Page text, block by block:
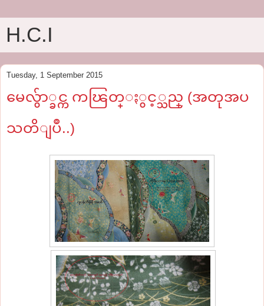
H.C.I
Tuesday, 1 September 2015
မေလွ်ာ္ခင္က ကၽြတ္ႏွင့္သည္ (အတုအပ
သတိျပဳ..)